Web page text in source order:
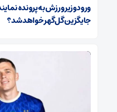
ورود وزیر ورزش به پرونده
جایگزین گل‌گهر خواهد شد؟